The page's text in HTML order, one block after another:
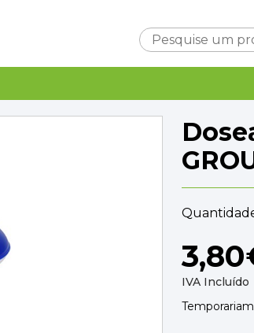
A
FINALIZAR
IVA Incluído